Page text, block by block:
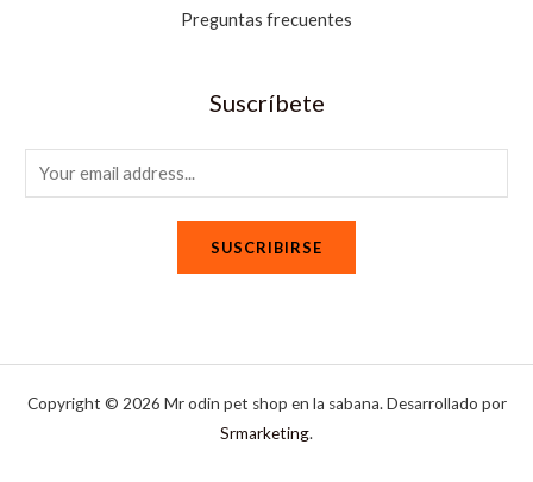
Preguntas frecuentes
Suscríbete
m
SUSCRIBIRSE
Copyright © 2026 Mr odin pet shop en la sabana. Desarrollado por
Srmarketing.